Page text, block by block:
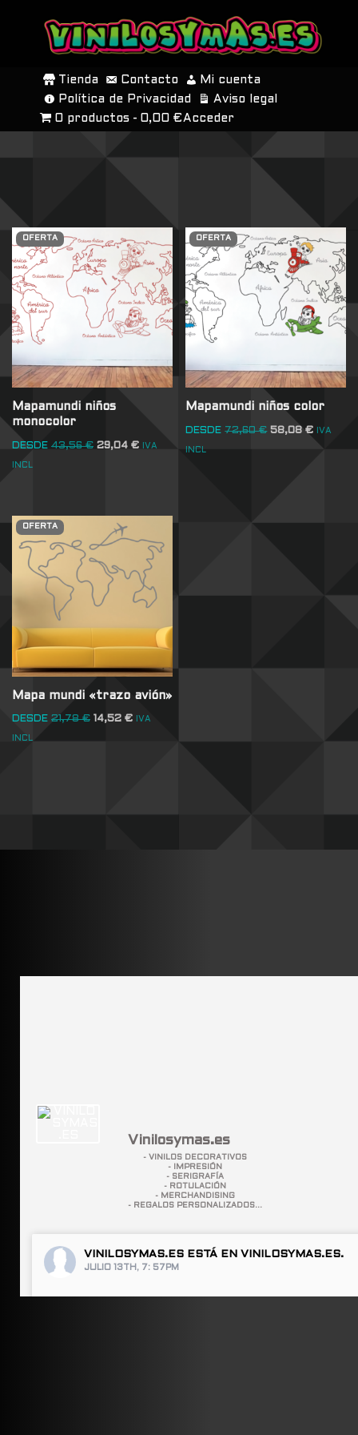
SALTAR
CONTENIDO
Tienda Contacto
Mi cuenta
Política de Privacidad
Aviso legal
0 productos
0,00 € Acceder
OFERTA
Mapamundi niños
monocolor
DESDE 43,56€ 29,04 € IVA
INCL
OFERTA
Mapamundi niños color
DESDE 72,60€ 58,08€ IVA
INCL
OFERTA
Mapa mundi «trazo avión»
DESDE 21,78€ 14,52 € IVA
INCL
Vinilosymas.es
- VINILOS DECORATIVOS
- IMPRESIÓN
- SERIGRAFÍA
- ROTULACIÓN
- MERCHANDISING
- REGALOS PERSONALIZADOS...
VINILOSYMAS.ES ESTÁ EN VINILOSYMAS.ES.
JULIO 13TH, 7: 57PM